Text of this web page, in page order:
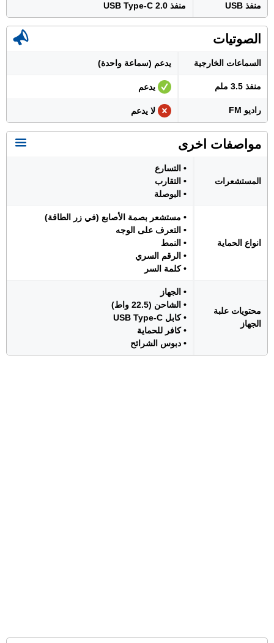
منفذ USB منفذ USB Type-C 2.0
الصوتيات
السماعات الخارجية يدعم (سماعة واحدة)
منفذ 3.5 ملم يدعم
راديو FM لا يدعم
مواصفات اخرى
المستشعرات
• التسارع
• التقارب
• البوصلة
انواع الحماية
• مستشعر بصمة الأصابع (في زر الطاقة)
• التعرف على الوجه
• النمط
• الرقم السري
• كلمة السر
محتويات علبة
الجهاز
• الجهاز
• الشاحن (22.5 واط)
• كابل USB Type-C
• كافر للحماية
• دبوس الشرائح